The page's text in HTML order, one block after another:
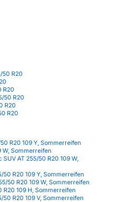
50 R20
R20
50 R20
R20
R20
R20 109 Y, Sommerreifen
W, Sommerreifen
AT 255/50 R20 109 W,
50 R20 109 Y, Sommerreifen
50 R20 109 W, Sommerreifen
R20 109 H, Sommerreifen
50 R20 109 V, Sommerreifen